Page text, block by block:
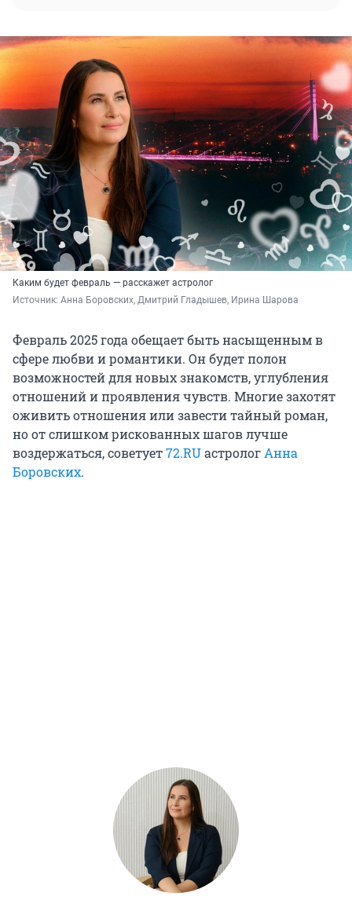
Каким будет февраль — расскажет астролог
Источник: Анна Боровских, Дмитрий Гладышев, Ирина Шарова
Февраль 2025 года обещает быть насыщенным в
сфере любви и романтики. Он будет полон
возможностей для новых знакомств, углубления
отношений и проявления чувств. Многие захотят
оживить отношения или завести тайный роман,
но от слишком рискованных шагов лучше
воздержаться, советует72.RUастрологАнна
Боровских.